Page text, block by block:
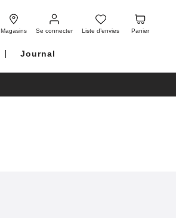
Magasins Se connecter
connecter
Liste d’envies
Liste
d’envies
Panier
Panier
Journal